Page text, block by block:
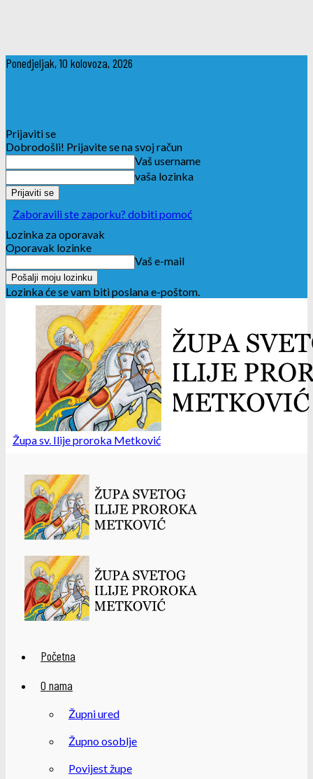
Ponedjeljak, 10 kolovoza, 2026
Prijaviti se
Dobrodošli! Prijavite se na svoj račun
Vaš username
vaša lozinka
Zaboravili ste zaporku? dobiti pomoć
Lozinka za oporavak
Oporavak lozinke
Vaš e-mail
Lozinka će se vam biti poslana e-poštom.
Župa sv. Ilije proroka Metković
Početna
O nama
Župni ured
Župno osoblje
Povijest župe